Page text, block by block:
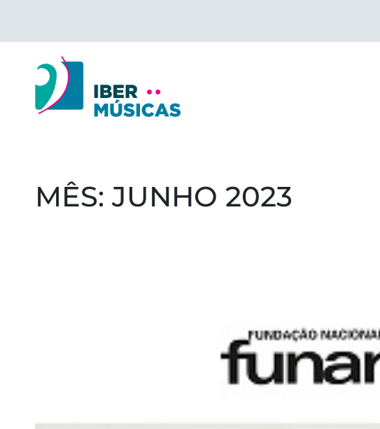
o
MÊS:JUNHO 2023